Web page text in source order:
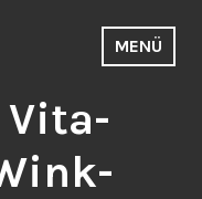
MENÜ
Vita-